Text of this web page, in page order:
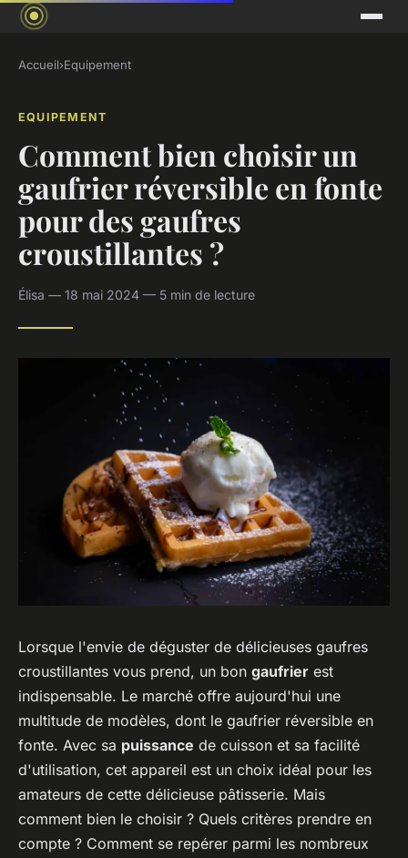
Accueil›Equipement
EQUIPEMENT
Comment bien choisir un
gaufrier réversible en fonte
pour des gaufres
croustillantes ?
Élisa — 18 mai 2024 — 5 min de lecture
Lorsque l'envie de déguster de délicieuses gaufres
croustillantes vous prend, un bon gaufrier est
indispensable. Le marché offre aujourd'hui une
multitude de modèles, dont le gaufrier réversible en
fonte. Avec sa puissance de cuisson et sa facilité
d'utilisation, cet appareil est un choix idéal pour les
amateurs de cette délicieuse pâtisserie. Mais
comment bien le choisir ? Quels critères prendre en
compte ? Comment se repérer parmi les nombreux